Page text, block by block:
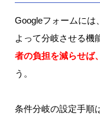
Googleフォームには
よって分岐させる機
者の負担を減らせば
う。
条件分岐の設定手順